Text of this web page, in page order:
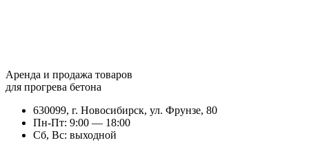
Аренда и продажа товаров
для прогрева бетона
630099, г. Новосибирск, ул. Фрунзе, 80
Пн-Пт: 9:00 — 18:00
Сб, Вс: выходной